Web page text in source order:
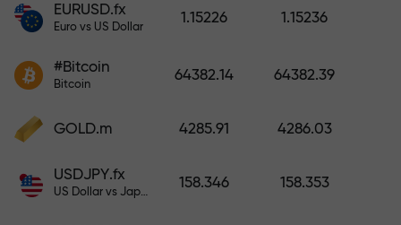
ผิด ยิ่งฝากมาก ตัวคูณยิ่งสูง
EURUSD.fx
Euro vs US Dollar
1.15226 1.15236
#Bitcoin
Bitcoin
64382.14 64382.39
GOLD.m 4285.91 4286.03
USDJPY.fx
US Dollar vs Japanese Yen
158.346 158.353